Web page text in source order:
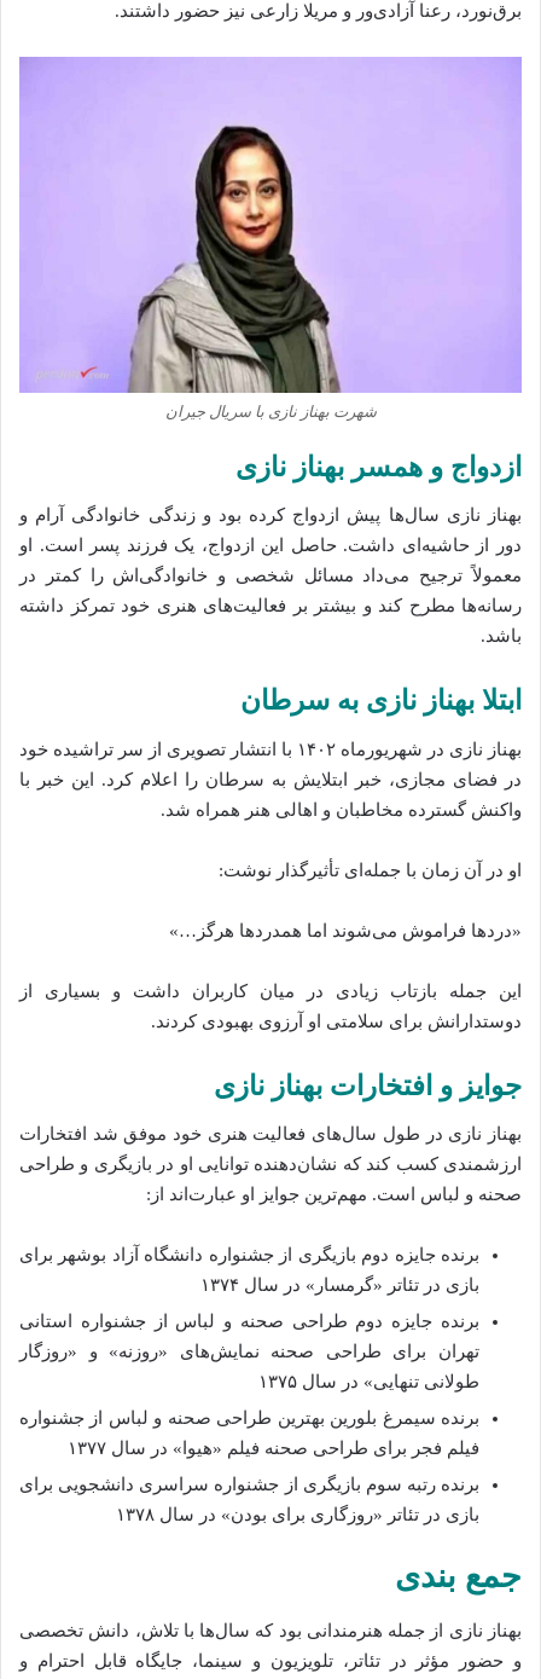
برق‌نورد، رعنا آزادی‌ور و مریلا زارعی نیز حضور داشتند.
شهرت بهناز نازی با سریال جیران
ازدواج و همسر بهناز نازی
بهناز نازی سال‌ها پیش ازدواج کرده بود و زندگی خانوادگی آرام و
دور از حاشیه‌ای داشت. حاصل این ازدواج، یک فرزند پسر است. او
معمولاً ترجیح می‌داد مسائل شخصی و خانوادگی‌اش را کمتر در
رسانه‌ها مطرح کند و بیشتر بر فعالیت‌های هنری خود تمرکز داشته
باشد.
ابتلا بهناز نازی به سرطان
بهناز نازی در شهریورماه ۱۴۰۲ با انتشار تصویری از سر تراشیده خود
در فضای مجازی، خبر ابتلایش به سرطان را اعلام کرد. این خبر با
واکنش گسترده مخاطبان و اهالی هنر همراه شد.
او در آن زمان با جمله‌ای تأثیرگذار نوشت:
«دردها فراموش می‌شوند اما همدردها هرگز…»
این جمله بازتاب زیادی در میان کاربران داشت و بسیاری از
دوستدارانش برای سلامتی او آرزوی بهبودی کردند.
جوایز و افتخارات بهناز نازی
بهناز نازی در طول سال‌های فعالیت هنری خود موفق شد افتخارات
ارزشمندی کسب کند که نشان‌دهنده توانایی او در بازیگری و طراحی
صحنه و لباس است. مهم‌ترین جوایز او عبارت‌اند از:
برنده جایزه دوم بازیگری از جشنواره دانشگاه آزاد بوشهر برای
بازی در تئاتر «گرمسار» در سال ۱۳۷۴
برنده جایزه دوم طراحی صحنه و لباس از جشنواره استانی
تهران برای طراحی صحنه نمایش‌های «روزنه» و «روزگار
طولانی تنهایی» در سال ۱۳۷۵
برنده سیمرغ بلورین بهترین طراحی صحنه و لباس از جشنواره
فیلم فجر برای طراحی صحنه فیلم «هیوا» در سال ۱۳۷۷
برنده رتبه سوم بازیگری از جشنواره سراسری دانشجویی برای
بازی در تئاتر «روزگاری برای بودن» در سال ۱۳۷۸
جمع‌ بندی
بهناز نازی از جمله هنرمندانی بود که سال‌ها با تلاش، دانش تخصصی
و حضور مؤثر در تئاتر، تلویزیون و سینما، جایگاه قابل احترام و